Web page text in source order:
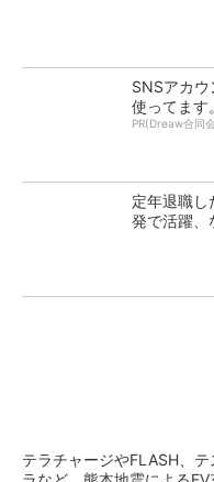
SNSアカ
使ってます。
PR(Dreaw合同
定年退職し
発で活躍、
テラチャージやFLASH、テ